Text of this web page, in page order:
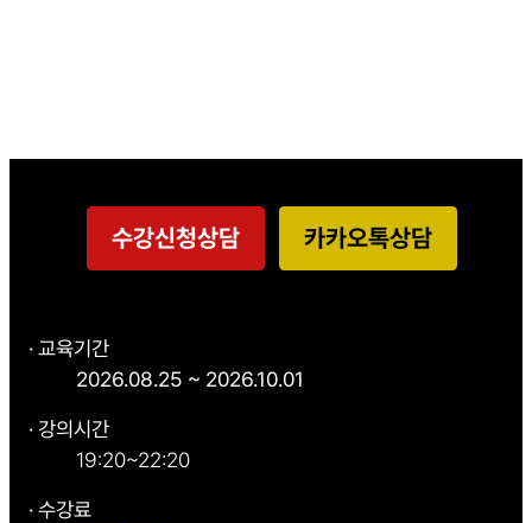
수강신청상담 카카오톡상담
· 교육기간
2026.08.25 ~ 2026.10.01
· 강의시간
19:20~22:20
· 수강료